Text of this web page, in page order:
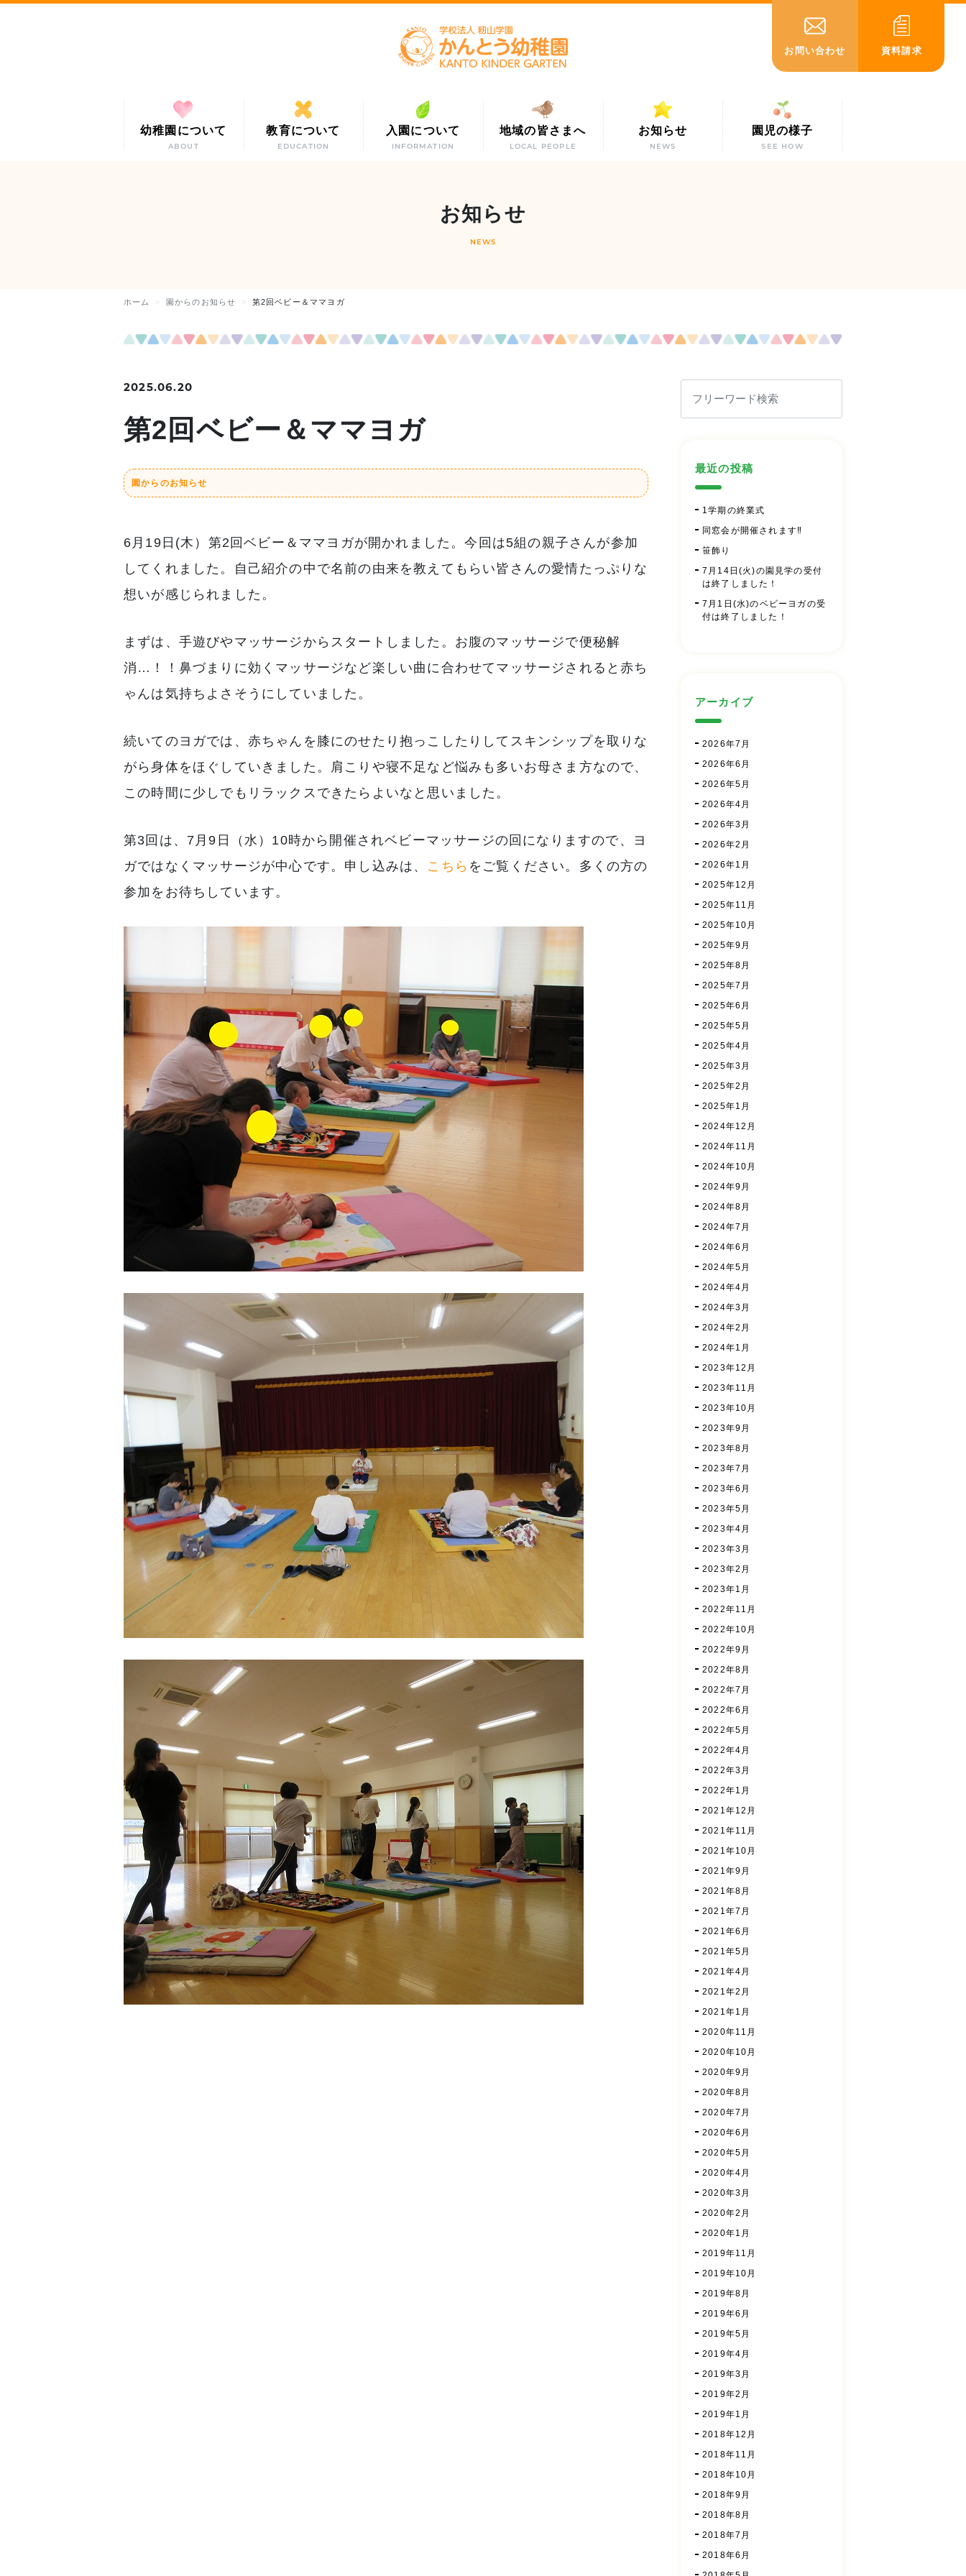
お問い合わせ 資料請求
幼稚園について
ABOUT
教育について
EDUCATION
入園について
INFORMATION
地域の皆さまへ
LOCAL PEOPLE
お知らせ
NEWS
園児の様子
SEE HOW
お知らせ
NEWS
ホーム 園からのお知らせ 第2回ベビー＆ママヨガ
2025.06.20
第2回ベビー＆ママヨガ
園からのお知らせ
6月19日(木）第2回ベビー＆ママヨガが開かれました。今回は5組の親子さんが参加
してくれました。自己紹介の中で名前の由来を教えてもらい皆さんの愛情たっぷりな
想いが感じられました。
まずは、手遊びやマッサージからスタートしました。お腹のマッサージで便秘解
消…！！鼻づまりに効くマッサージなど楽しい曲に合わせてマッサージされると赤ち
ゃんは気持ちよさそうにしていました。
続いてのヨガでは、赤ちゃんを膝にのせたり抱っこしたりしてスキンシップを取りな
がら身体をほぐしていきました。肩こりや寝不足など悩みも多いお母さま方なので、
この時間に少しでもリラックスできたらよいなと思いました。
第3回は、7月9日（水）10時から開催されベビーマッサージの回になりますので、ヨ
ガではなくマッサージが中心です。申し込みは、 こちら をご覧ください。多くの方の
参加をお待ちしています。
最近の投稿
1学期の終業式
同窓会が開催されます‼
笹飾り
7月14日(火)の園見学の受付
は終了しました！
7月1日(水)のベビーヨガの受
付は終了しました！
アーカイブ
2026年7月
2026年6月
2026年5月
2026年4月
2026年3月
2026年2月
2026年1月
2025年12月
2025年11月
2025年10月
2025年9月
2025年8月
2025年7月
2025年6月
2025年5月
2025年4月
2025年3月
2025年2月
2025年1月
2024年12月
2024年11月
2024年10月
2024年9月
2024年8月
2024年7月
2024年6月
2024年5月
2024年4月
2024年3月
2024年2月
2024年1月
2023年12月
2023年11月
2023年10月
2023年9月
2023年8月
2023年7月
2023年6月
2023年5月
2023年4月
2023年3月
2023年2月
2023年1月
2022年11月
2022年10月
2022年9月
2022年8月
2022年7月
2022年6月
2022年5月
2022年4月
2022年3月
2022年1月
2021年12月
2021年11月
2021年10月
2021年9月
2021年8月
2021年7月
2021年6月
2021年5月
2021年4月
2021年2月
2021年1月
2020年11月
2020年10月
2020年9月
2020年8月
2020年7月
2020年6月
2020年5月
2020年4月
2020年3月
2020年2月
2020年1月
2019年11月
2019年10月
2019年8月
2019年6月
2019年5月
2019年4月
2019年3月
2019年2月
2019年1月
2018年12月
2018年11月
2018年10月
2018年9月
2018年8月
2018年7月
2018年6月